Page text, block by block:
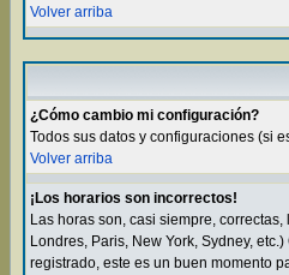
Volver arriba
¿Cómo cambio mi configuración?
Todos sus datos y configuraciones (si
Volver arriba
¡Los horarios son incorrectos!
Las horas son, casi siempre,
Londres, Paris, New York, Sydney,
registrado, este es un buen momento